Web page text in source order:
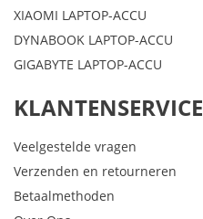
XIAOMI LAPTOP-ACCU
DYNABOOK LAPTOP-ACCU
GIGABYTE LAPTOP-ACCU
KLANTENSERVICE
Veelgestelde vragen
Verzenden en retourneren
Betaalmethoden